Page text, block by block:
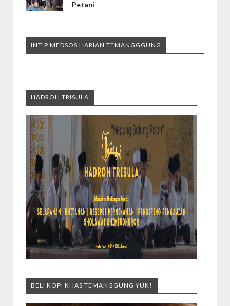
Petani
INTIP MEDSOS HARIAN TEMANGGGUNG
HADROH TRISULA
BELI KOPI KHAS TEMANGGUNG YUK!